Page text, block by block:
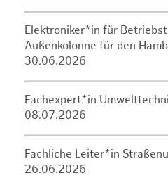
Elektroniker*in für
Außenkolonne für den
30.06.2026
Fachexpert*in
08.07.2026
Fachliche Leiter*in
26.06.2026